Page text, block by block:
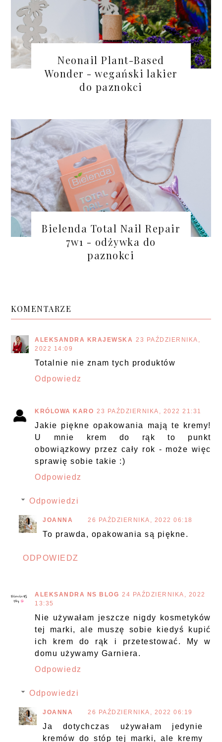
Neonail Plant-Based
Wonder - wegański lakier
do paznokci
Bielenda Total Nail Repair
7w1 - odżywka do
paznokci
KOMENTARZE
ALEKSANDRA KRAJEWSKA 23 PAŹDZIERNIKA,
2022 14:09
Totalnie nie znam tych produktów
Odpowiedz
KRÓLOWA KARO 23 PAŹDZIERNIKA, 2022 21:31
Jakie piękne opakowania mają te kremy!
U mnie krem do rąk to punkt
obowiązkowy przez cały rok - może więc
sprawię sobie takie :)
Odpowiedz
Odpowiedzi
JOANNA 26 PAŹDZIERNIKA, 2022 06:18
To prawda, opakowania są piękne.
ODPOWIEDZ
ALEKSANDRA NS BLOG 24 PAŹDZIERNIKA, 2022
13:35
Nie używałam jeszcze nigdy kosmetyków
tej marki, ale muszę sobie kiedyś kupić
ich krem do rąk i przetestować. My w
domu używamy Garniera.
Odpowiedz
Odpowiedzi
JOANNA 26 PAŹDZIERNIKA, 2022 06:19
Ja dotychczas używałam jedynie
kremów do stóp tej marki, ale kremy